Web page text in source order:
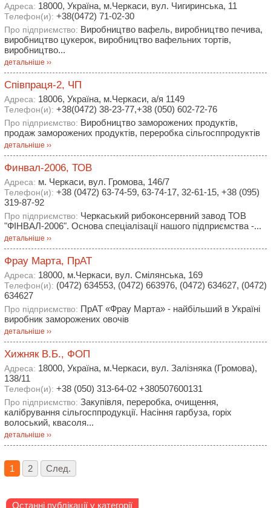
Адреса: 18000, Україна, м.Черкаси, вул. Чигиринська, 11
Телефон(и): +38(0472) 71-02-30
Про підприємство: Виробництво вафель, виробництво печива,
виробництво цукерок, виробництво вафельних тортів,
виробництво...
детальніше ››
Співпраця-2, ЧП
Адреса: 18006, Україна, м.Черкаси, а/я 1149
Телефон(и): +38(0472) 38-23-77,+38 (050) 602-72-76
Про підприємство: Виробництво заморожених продуктів,
продаж заморожених продуктів, переробка сільгосппродуктів
детальніше ››
Финвал-2006, ТОВ
Адреса: м. Черкаси, вул. Громова, 146/7
Телефон(и): +38 (0472) 63-74-59, 63-74-17, 32-61-15, +38 (095)
319-87-92
Про підприємство: Черкаський рибоконсервний завод ТОВ
"ФІНВАЛ-2006". Основа спеціалізації нашого підприємства -...
детальніше ››
Фрау Марта, ПрАТ
Адреса: 18000, м.Черкаси, вул. Смілянська, 169
Телефон(и): (0472) 634553, (0472) 663976, (0472) 634627, (0472)
634627
Про підприємство: ПрАТ «Фрау Марта» - найбільший в Україні
виробник заморожених овочів
детальніше ››
Хижняк В.Б., ФОП
Адреса: 18000, Україна, м.Черкаси, вул. Залізняка (Громова),
138/11
Телефон(и): +38 (050) 313-64-02 +380507600131
Про підприємство: Закупівля, переробка, очищення,
калібрування сільгосппродукції. Насіння гарбуза, горіх
волоський, квасоля...
детальніше ››
1 2 След.
Останні публікації у категорії